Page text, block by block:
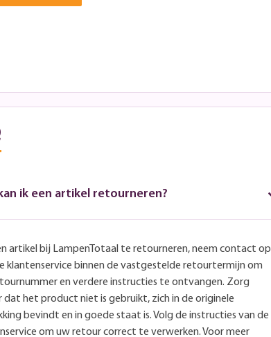
ik een artikel retourneren?
artikel bij LampenTotaal te retourneren, neem contact op
klantenservice binnen de vastgestelde retourtermijn om
en verdere instructies te ontvangen. Zorg
dat het product niet is gebruikt, zich in de originele
bevindt en in goede staat is. Volg de instructies van de
om uw retour correct te verwerken. Voor meer